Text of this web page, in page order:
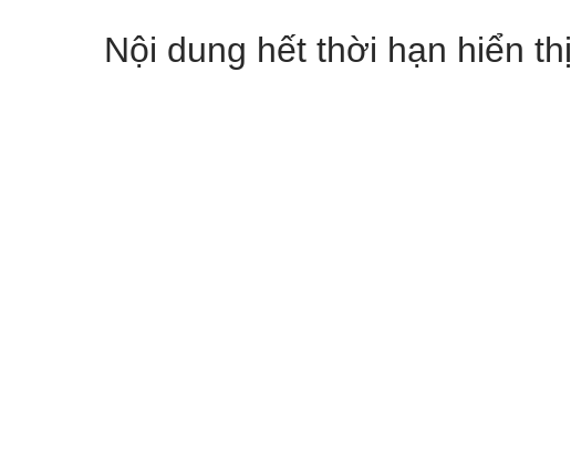
Nội dung hết thời hạn hiển thị